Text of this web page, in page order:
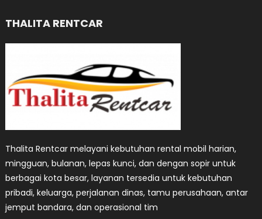
THALITA RENTCAR
Thalita Rentcar melayani kebutuhan rental mobil harian,
mingguan, bulanan, lepas kunci, dan dengan sopir untuk
berbagai kota besar, layanan tersedia untuk kebutuhan
pribadi, keluarga, perjalanan dinas, tamu perusahaan, antar
jemput bandara, dan operasional tim